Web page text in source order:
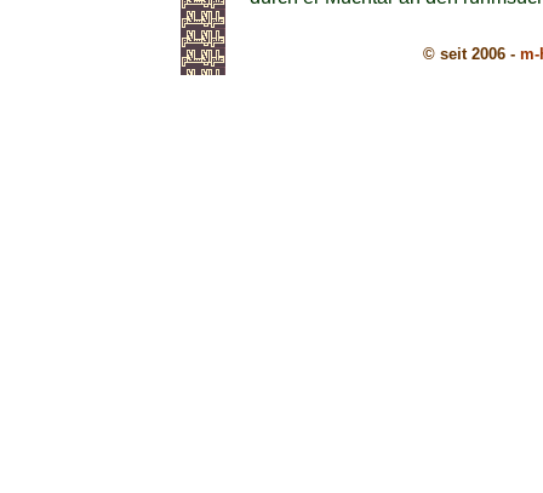
© seit 2006 - m-